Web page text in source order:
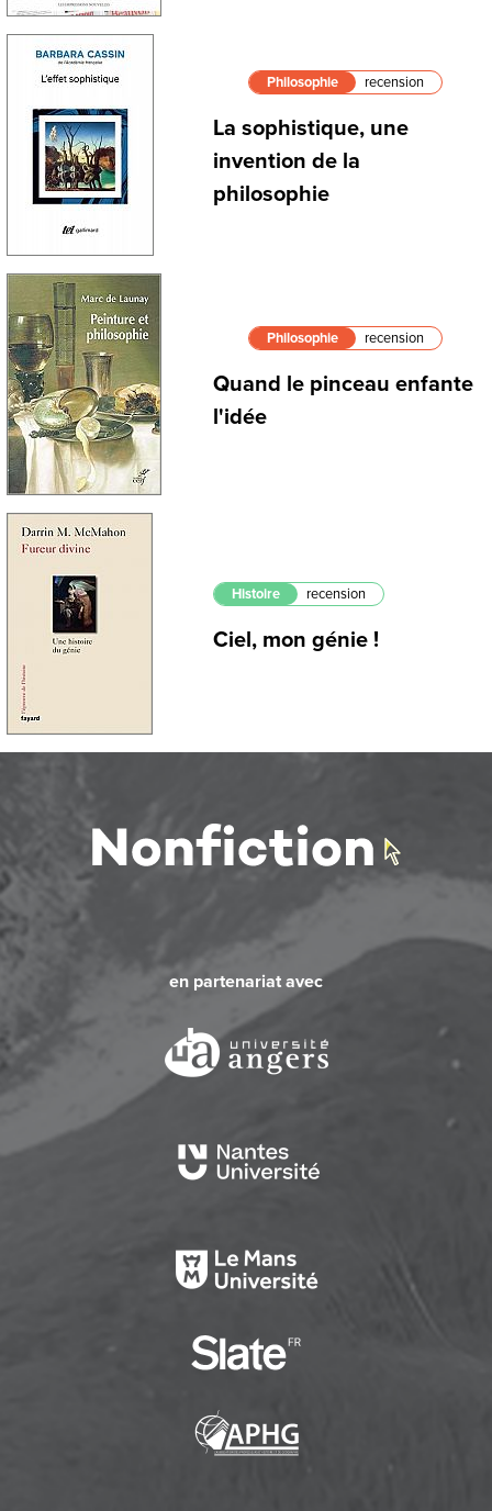
Philosophie recension
La sophistique, une
invention de la
philosophie
Philosophie recension
Quand le pinceau enfante
l'idée
Histoire recension
Ciel, mon génie !
en partenariat avec